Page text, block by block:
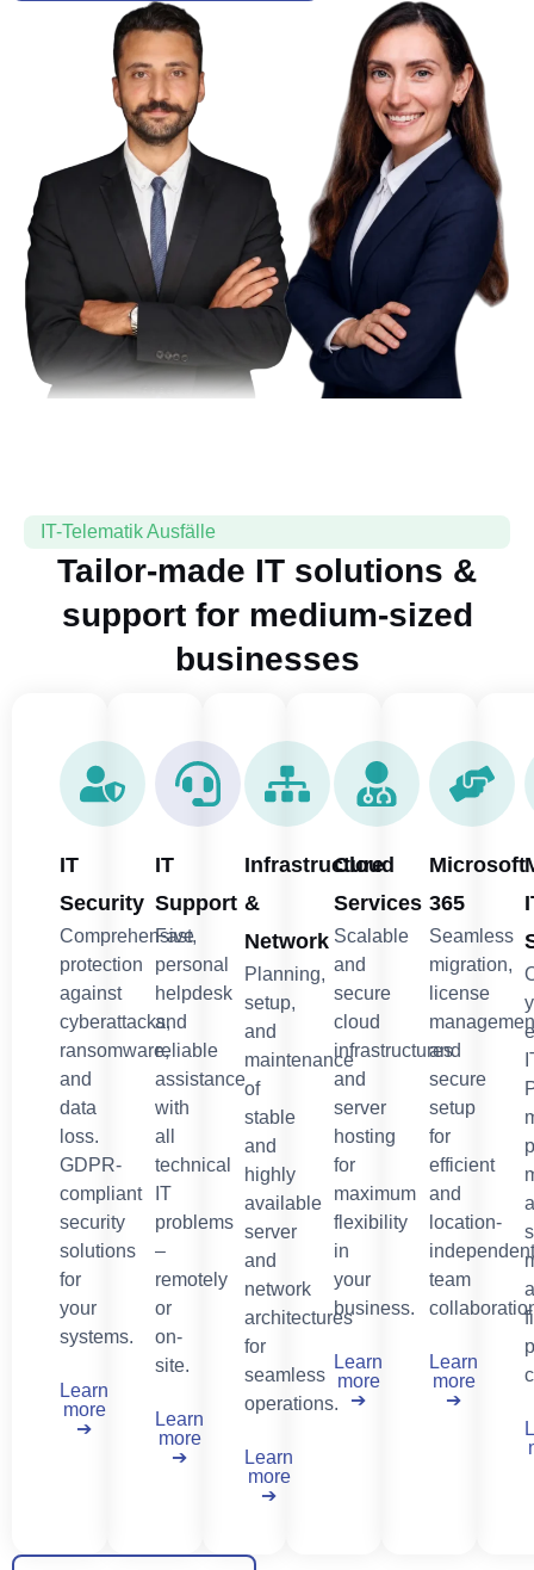
IT-Telematik Ausfälle
Tailor-made IT solutions &
support for medium-sized
businesses
IT
Security
Comprehensive
protection
against
cyberattacks,
ransomware,
and
data
loss.
GDPR-
compliant
security
solutions
for
your
systems.
Learn
more
➔
IT
Support
Fast,
personal
helpdesk
and
reliable
assistance
with
all
technical
IT
problems
–
remotely
or
on-
site.
Learn
more
➔
Infrastructure
&
Network
Planning,
setup,
and
maintenance
of
stable
and
highly
available
server
and
network
architectures
for
seamless
operations.
Learn
more
➔
Cloud
Services
Scalable
and
secure
cloud
infrastructures
and
server
hosting
for
maximum
flexibility
in
your
business.
Learn
more
➔
Microsoft
365
Seamless
migration,
license
and
secure
setup
for
efficient
and
location-
independent
team
Learn
more
➔